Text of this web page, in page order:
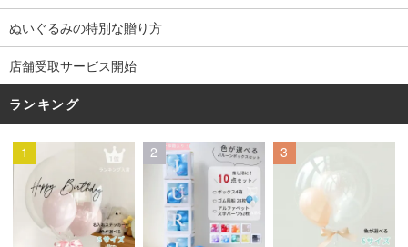
ぬいぐるみの特別な贈り方
店舗受取サービス開始
ランキング
1 2 3